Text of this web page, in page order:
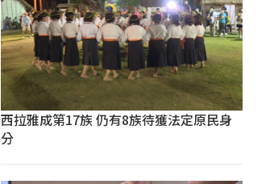
西拉雅成第17族 仍有8族待獲法定原民身
分